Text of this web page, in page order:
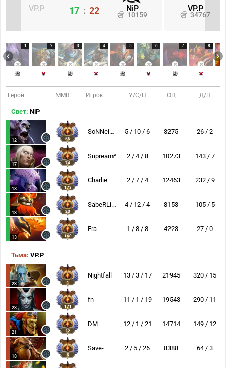
VP.P NiP
10159
17 : 22 VP.P
34767
1 2 3 4 5 6 7 8
Герой MMR Игрок У/С/П ОЦ Д/Н
Свет: NiP
12 65
SoNNeikO 5 / 10 / 6 3275 26 / 2
17 74
Supream^ 2 / 4 / 8 10273 143 / 7
18 173
Charlie 2 / 7 / 4 12463 232 / 9
13 23
SabeRLight- 4 / 12 / 4 8153 105 / 5
13 160
Era 1 / 8 / 8 4223 27 / 0
Тьма: VP.P
23 1
Nightfall 13 / 3 / 17 21945 320 / 15
23 171
fn 11 / 1 / 19 19543 290 / 11
21 22
DM 12 / 1 / 21 14714 149 / 12
18 5
Save- 2 / 5 / 26 8388 64 / 3